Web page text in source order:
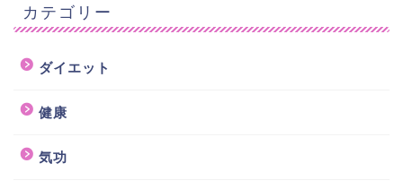
カテゴリー
ダイエット
健康
気功